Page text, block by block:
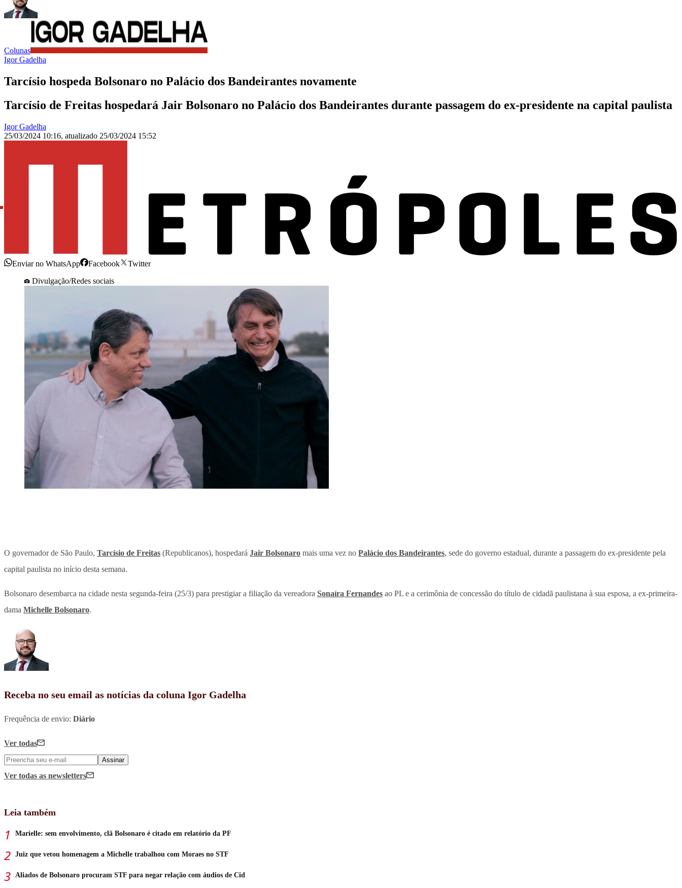
Colunas
Igor Gadelha
Tarcísio hospeda Bolsonaro no Palácio dos Bandeirantes novamente
Tarcísio de Freitas hospedará Jair Bolsonaro no Palácio dos Bandeirantes durante passagem do ex-presidente na capital paulista
Igor Gadelha
25/03/2024 10:16, atualizado 25/03/2024 15:52
Enviar no WhatsApp Facebook
Twitter
Divulgação/Redes sociais
O governador de São Paulo, Tarcísio de Freitas (Republicanos), hospedará Jair Bolsonaro mais uma vez no Palácio dos Bandeirantes, sede do governo estadual, durante a passagem do ex-presidente pela
capital paulista no início desta semana.
Bolsonaro desembarca na cidade nesta segunda-feira (25/3) para prestigiar a filiação da vereadora Sonaíra Fernandes ao PL e a cerimônia de concessão do título de cidadã paulistana à sua esposa, a ex-primeira-
dama Michelle Bolsonaro.
Receba no seu email as notícias da coluna Igor Gadelha
Frequência de envio: Diário
Ver todas
Assinar
Ver todas as newsletters
Leia também
Marielle: sem envolvimento, clã Bolsonaro é citado em relatório da PF
Juiz que vetou homenagem a Michelle trabalhou com Moraes no STF
Aliados de Bolsonaro procuram STF para negar relação com áudios de Cid